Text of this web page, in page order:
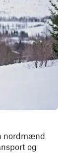
nordmænd
og